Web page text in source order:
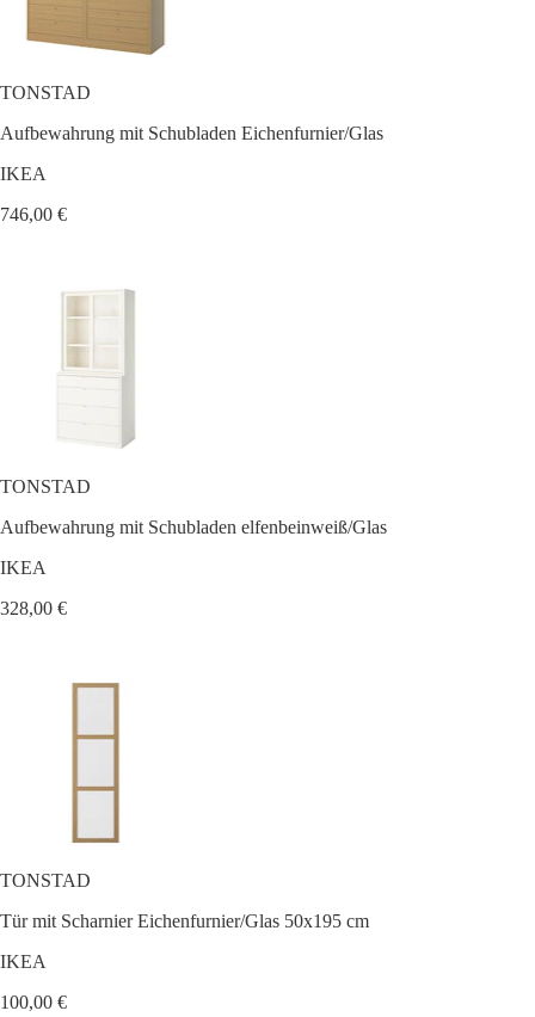
TONSTAD
Aufbewahrung mit Schubladen Eichenfurnier/Glas
IKEA
746,00 €
TONSTAD
Aufbewahrung mit Schubladen elfenbeinweiß/Glas
IKEA
328,00 €
TONSTAD
Tür mit Scharnier Eichenfurnier/Glas 50x195 cm
IKEA
100,00 €